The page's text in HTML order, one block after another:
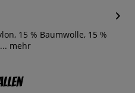
15 % Baumwolle, 15 %
mehr